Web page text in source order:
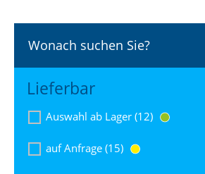
Wonach suchen Sie?
Lieferbar
Auswahl ab Lager (12)
auf Anfrage (15)